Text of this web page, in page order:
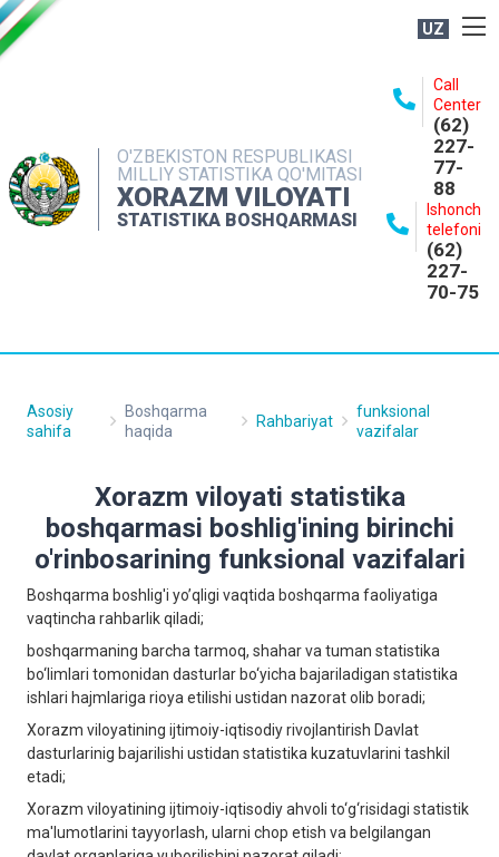
UZ
O'ZBEKISTON RESPUBLIKASI
MILLIY STATISTIKA QO'MITASI
XORAZM VILOYATI
STATISTIKA BOSHQARMASI
Call
Center
(62)
227-
77-
88
Ishonch
telefoni
(62)
227-
70-75
NASHRLAR
INTERAKTIV XIZMATLAR
MATBUOT XIZMATI
Asosiy
sahifa
Boshqarma
haqida
Rahbariyat
funksional
vazifalar
Xorazm viloyati statistika
boshqarmasi boshlig'ining birinchi
o'rinbosarining funksional vazifalari
Boshqarma boshlig'i yo’qligi vaqtida boshqarma faoliyatiga
vaqtincha rahbarlik qiladi;
boshqarmaning barcha tarmoq, shahar va tuman statistika
bo‘limlari tomonidan dasturlar bo‘yicha bajariladigan statistika
ishlari hajmlariga rioya etilishi ustidan nazorat olib boradi;
Xorazm viloyatining ijtimoiy-iqtisodiy rivojlantirish Davlat
dasturlarinig bajarilishi ustidan statistika kuzatuvlarini tashkil
etadi;
Xorazm viloyatining ijtimoiy-iqtisodiy ahvoli to‘g‘risidagi statistik
ma'lumotlarini tayyorlash, ularni chop etish va bеlgilangan